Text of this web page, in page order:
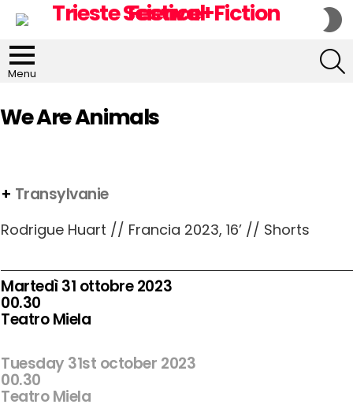
Menu
We Are Animals
+ Transylvanie
Rodrigue Huart // Francia 2023, 16’ // Shorts
Martedì 31 ottobre 2023
00.30
Teatro Miela
Tuesday 31st october 2023
00.30
Teatro Miela